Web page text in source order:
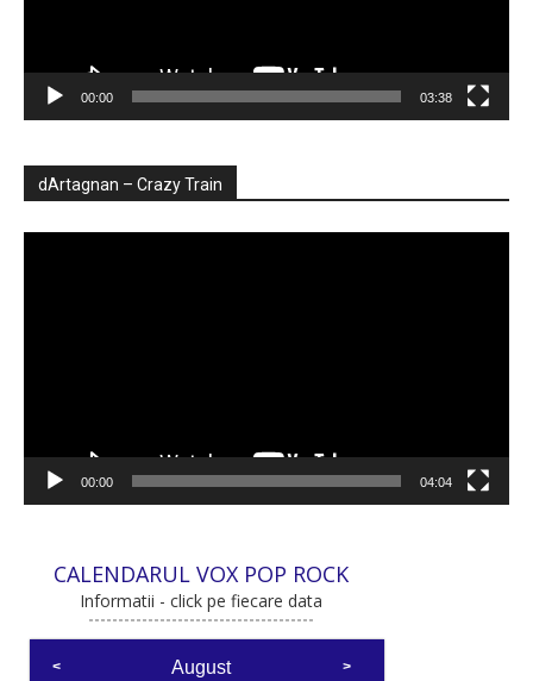
00:00 03:38
dArtagnan – Crazy Train
00:00 04:04
CALENDARUL VOX POP ROCK
Informatii - click pe fiecare data
August